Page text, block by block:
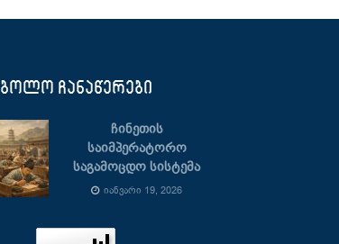
ბოლო ჩანაწერები
ჩინეთის
საიმპერატორო
საგამოცდო სისტემა
ᲘᲐᲜᲕᲐᲠᲘ 19, 2026